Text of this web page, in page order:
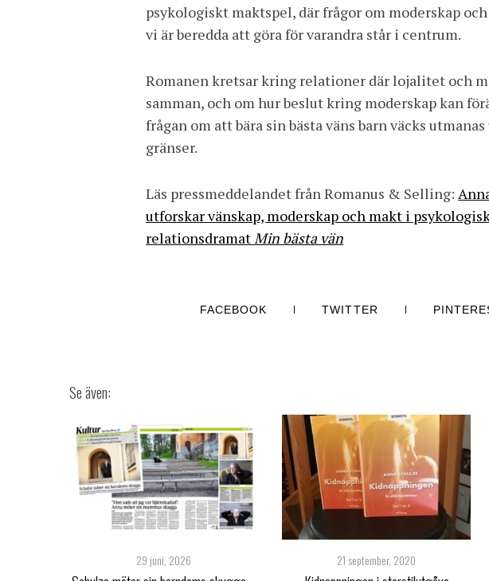
psykologiskt maktspel, där frågor om moderskap
vi är beredda att göra för varandra står i centrum.
Romanen kretsar kring relationer där lojalitet och
samman, och om hur beslut kring moderskap kan
frågan om att bära sin bästa väns barn väcks
gränser.
Läs pressmeddelandet från Romanus & Selling:
utforskar vänskap, moderskap och makt i
relationsdramat Min bästa vän
FACEBOOK TWITTER
29 juni, 2026 21 september, 2020